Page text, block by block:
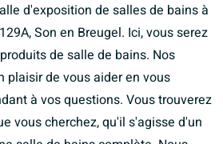
d'exposition de salles de bains à
Son en Breugel. Ici, vous serez
de salle de bains. Nos
plaisir de vous aider en vous
à vos questions. Vous trouverez
vous cherchez, qu'il s'agisse d'un